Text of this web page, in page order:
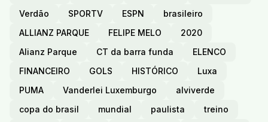
Verdão
SPORTV ESPN
brasileiro
ALLIANZ PARQUE
FELIPE MELO
2020
Alianz Parque
CT da barra funda
ELENCO
FINANCEIRO
GOLS HISTÓRICO
Luxa
PUMA
Vanderlei Luxemburgo
alviverde
copa do brasil
mundial paulista
treino